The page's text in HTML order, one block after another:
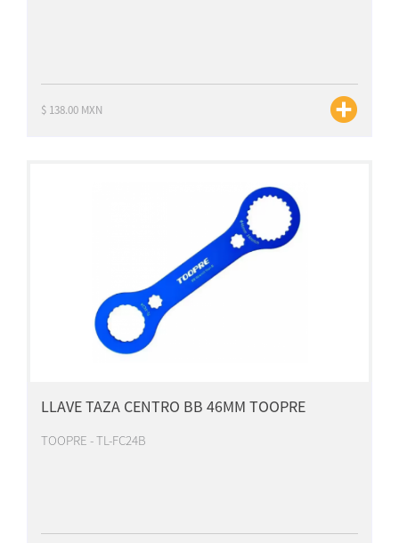
$ 138.00 MXN
LLAVE TAZA CENTRO BB 46MM TOOPRE
TOOPRE - TL-FC24B